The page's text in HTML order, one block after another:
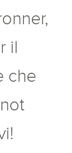
il
che